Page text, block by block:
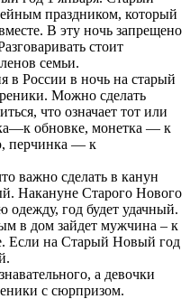
праздником, который
В эту ночь запрещено
стоит
семьи.
в России в ночь на старый
Можно сделать
что означает тот или
обновке, монетка — к
перчинка — к
важно сделать в канун
Накануне Старого Нового
одежду, год будет удачный.
в дом зайдет мужчина – к
Если на Старый Новый год
а девочки
с сюрпризом.